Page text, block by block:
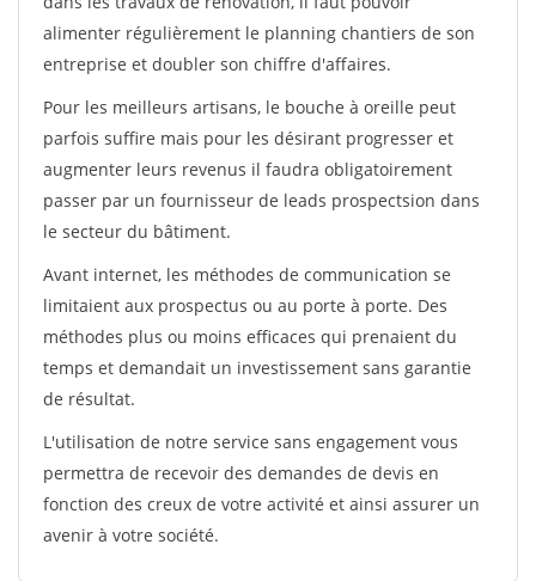
alimenter régulièrement le planning chantiers de son
entreprise et doubler son chiffre d'affaires.
Pour les meilleurs artisans, le bouche à oreille peut
parfois suffire mais pour les désirant progresser et
augmenter leurs revenus il faudra obligatoirement
passer par un fournisseur de leads prospectsion dans
le secteur du bâtiment.
Avant internet, les méthodes de communication se
limitaient aux prospectus ou au porte à porte. Des
méthodes plus ou moins efficaces qui prenaient du
temps et demandait un investissement sans garantie
de résultat.
L'utilisation de notre service sans engagement vous
permettra de recevoir des demandes de devis en
fonction des creux de votre activité et ainsi assurer un
avenir à votre société.